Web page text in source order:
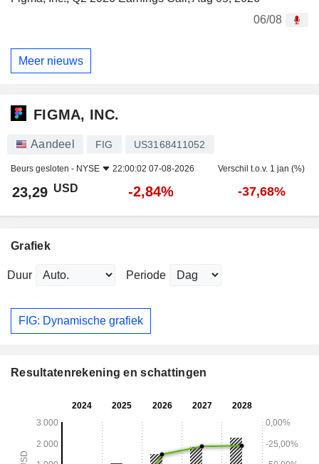
06/08
Meer nieuws
FIGMA, INC.
Aandeel FIG US3168411052
Beurs gesloten - NYSE 22:00:02 07-08-2026 Verschil t.o.v. 1 jan (%)
23,29 USD -2,84% -37,68%
Grafiek
Duur Periode
FIG: Dynamische grafiek
Resultatenrekening en schattingen